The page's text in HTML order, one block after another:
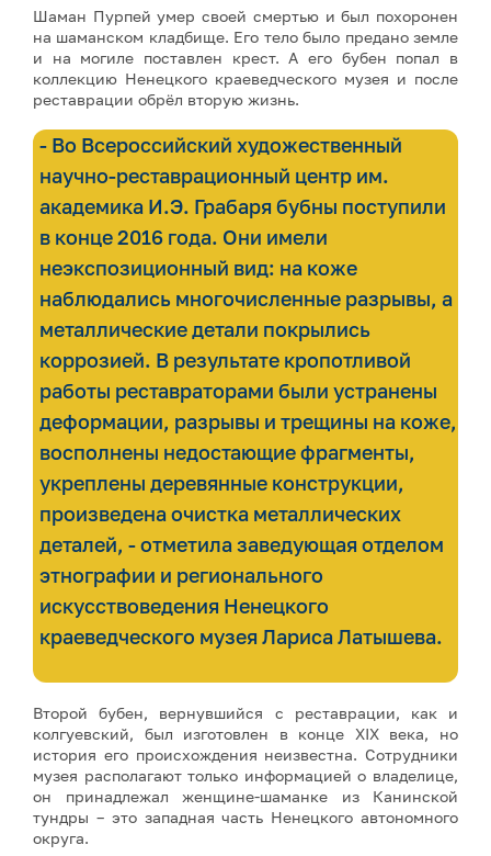
Шаман Пурпей умер своей смертью и был похоронен
на шаманском кладбище. Его тело было предано земле
и на могиле поставлен крест. А его бубен попал в
коллекцию Ненецкого краеведческого музея и после
реставрации обрёл вторую жизнь.
- Во Всероссийский художественный
научно-реставрационный центр им.
академика И.Э. Грабаря бубны поступили
в конце 2016 года. Они имели
неэкспозиционный вид: на коже
наблюдались многочисленные разрывы, а
металлические детали покрылись
коррозией. В результате кропотливой
работы реставраторами были устранены
деформации, разрывы и трещины на коже,
восполнены недостающие фрагменты,
укреплены деревянные конструкции,
произведена очистка металлических
деталей, - отметила заведующая отделом
этнографии и регионального
искусствоведения Ненецкого
краеведческого музея Лариса Латышева.
Второй бубен, вернувшийся с реставрации, как и
колгуевский, был изготовлен в конце XIX века, но
история его происхождения неизвестна. Сотрудники
музея располагают только информацией о владелице,
он принадлежал женщине-шаманке из Канинской
тундры – это западная часть Ненецкого автономного
округа.